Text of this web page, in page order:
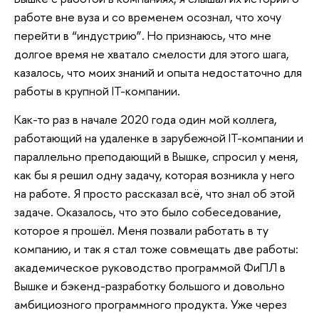
работе вне вуза и со временем осознал, что хочу
перейти в “индустрию”. Но признаюсь, что мне
долгое время не хватало смелости для этого шага,
казалось, что моих знаний и опыта недостаточно для
работы в крупной IT-компании.
Как-то раз в начале 2020 года один мой коллега,
работающий на удаленке в зарубежной IT-компании и
параллельно преподающий в Вышке, спросил у меня,
как бы я решил одну задачу, которая возникла у него
на работе. Я просто рассказал всё, что знал об этой
задаче. Оказалось, что это было собеседование,
которое я прошёл. Меня позвали работать в ту
компанию, и так я стал тоже совмещать две работы:
академическое руководство программой ФиПЛ в
Вышке и бэкенд-разработку большого и довольно
амбициозного программного продукта. Уже через